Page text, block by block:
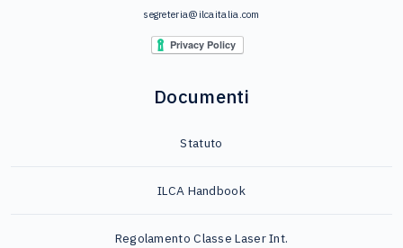
segreteria@ilcaitalia.com
Documenti
Statuto
ILCA Handbook
Regolamento Classe Laser Int.